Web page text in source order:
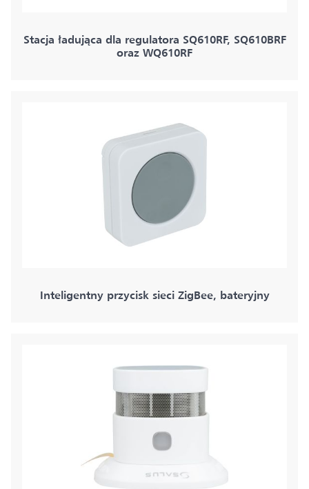
Stacja ładująca dla regulatora SQ610RF, SQ610BRF
oraz WQ610RF
Inteligentny przycisk sieci ZigBee, bateryjny